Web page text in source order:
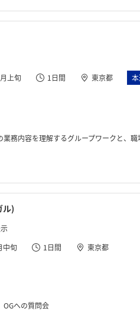
上旬 1日間 東京都
務内容を理解するグループワークと、職
ル)
中旬 1日間 東京都
OGへの質問会